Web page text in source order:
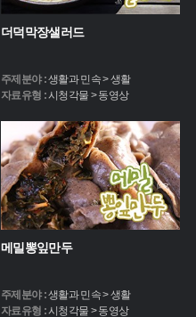
더덕막장샐러드
주제분야 :생활과 민속 > 생활
자료유형 :시청각물 > 동영상
메밀뽕잎만두
주제분야 :생활과 민속 > 생활
자료유형 :시청각물 > 동영상